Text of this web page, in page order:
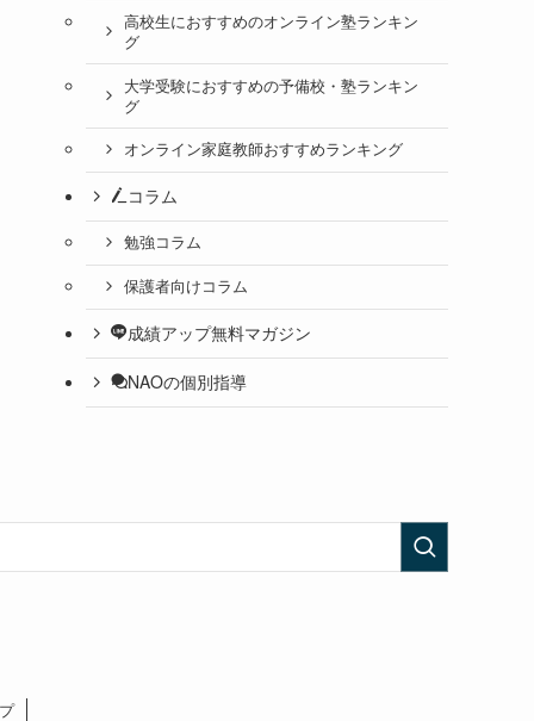
高校生におすすめのオンライン塾ランキン
グ
大学受験におすすめの予備校・塾ランキン
グ
オンライン家庭教師おすすめランキング
コラム
勉強コラム
保護者向けコラム
成績アップ無料マガジン
NAOの個別指導